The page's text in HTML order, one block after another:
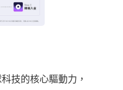
技的核心驅動力，